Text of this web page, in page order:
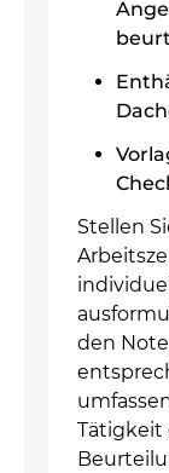
Stellen
den
Tätigkeit